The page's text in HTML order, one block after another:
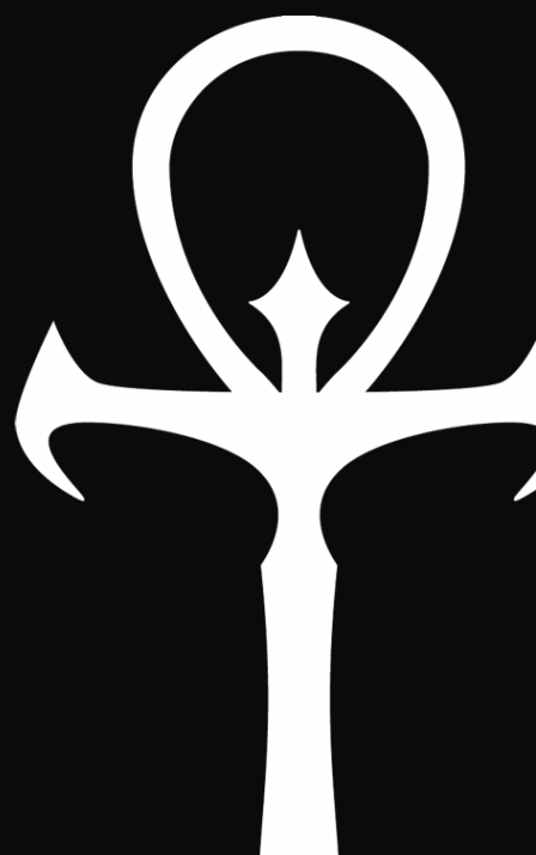
Nacional de Espanha
Nacional Horários
Figuras Patrocinadores
Bolsa do jogador
Evento de domingo Galeria
Campeonato da Espanha
de Vampire: The Eternal
Bem-vindos ao Campeonato da
Espanha de Vampire: The Eternal
Struggle 2026! A edição deste ano
sexta-feira, 26
de junho, na histórica
Alcalá de Henares